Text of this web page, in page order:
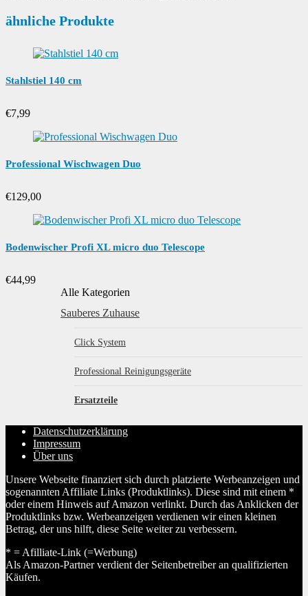
ähnliche Produkte
Stahlstiel 140 cm
€7,99
Professional Wischwagen Duo
€129,00
Bodenwischer Profi XL micro duo Telescope
€44,99
Alle Kategorien
Sauberes Zuhause
Click System
Professional Reinigungsgeräte
Ersatzteile
Datenschutzerklärung
Impressum
Über uns
Unsere Webseite finanziert sich durch platzierte Werbeanzeigen und
sogenannten Affiliate Links (Produktlinks). Diese sind mit einem *
oder einem Hinweis auf Amazon verlinkt. Durch das Anklicken der
Produktlinks bzw. Werbeanzeigen verdienen wir einen kleinen
Betrag, der uns hilft, diese Seite weiter zu verbessern.
* = Afilliate-Link (=Werbung)
Als Amazon-Partner verdient der Seitenbetreiber an qualifizierten
Käufen.